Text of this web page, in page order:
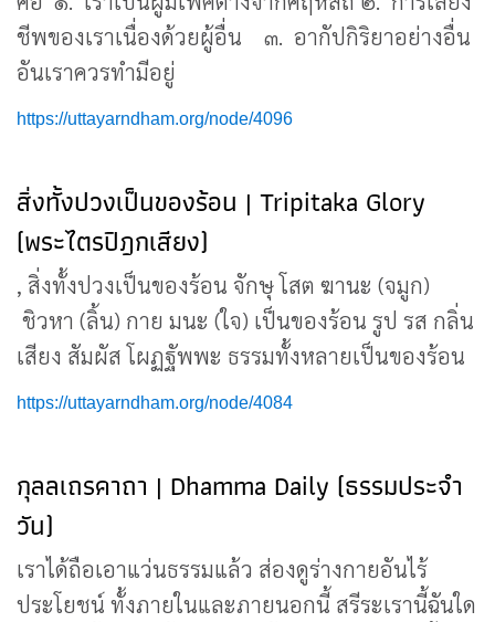
ชีพของเราเนื่องด้วยผู้อื่น ๓. อากัปกิริยาอย่างอื่น
อันเราควรทำมีอยู่
https://uttayarndham.org/node/4096
สิ่งทั้งปวงเป็นของร้อน | Tripitaka Glory
(พระไตรปิฎกเสียง)
, สิ่งทั้งปวงเป็นของร้อน จักษุ โสต ฆานะ (จมูก)
ชิวหา (ลิ้น) กาย มนะ (ใจ) เป็นของร้อน รูป รส กลิ่น
เสียง สัมผัส โผฏฐัพพะ ธรรมทั้งหลายเป็นของร้อน
https://uttayarndham.org/node/4084
กุลลเถรคาถา | Dhamma Daily (ธรรมประจำ
วัน)
เราได้ถือเอาแว่นธรรมแล้ว ส่องดูร่างกายอันไร้
ประโยชน์ ทั้งภายในและภายนอกนี้ สรีระเรานี้ฉันใด